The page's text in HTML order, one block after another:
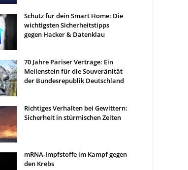
Schutz für dein Smart Home: Die
wichtigsten Sicherheitstipps
gegen Hacker & Datenklau
70 Jahre Pariser Verträge: Ein
Meilenstein für die Souveränität
der Bundesrepublik Deutschland
Richtiges Verhalten bei Gewittern:
Sicherheit in stürmischen Zeiten
mRNA-Impfstoffe im Kampf gegen
den Krebs